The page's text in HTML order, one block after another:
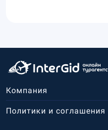
Компания
Политики и соглашения